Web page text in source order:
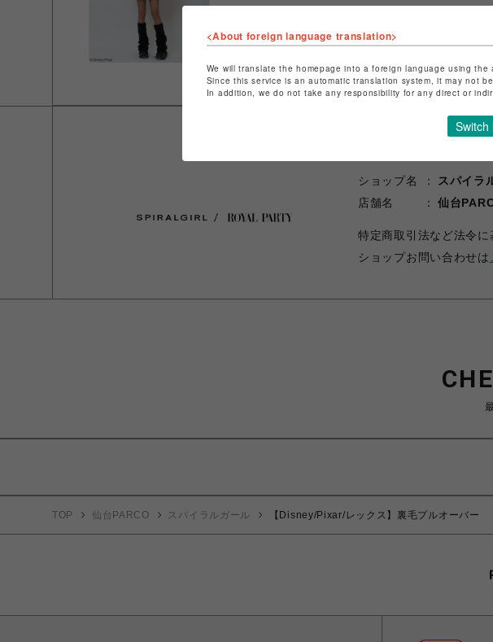
ショップ名
スパイラ
店舗名
仙台
特定商取引法など法令に
ショップお問い合わせは
TOP 仙台PARCO スパイラルガール 【Disney/Pixar/レックス】裏毛プルオーバー
<About foreign language translation>
We will translate the homepage into a foreign language using the
Since this service is an automatic translation system, it may not
In addition, we do not take any responsibility for any direct or
Switch